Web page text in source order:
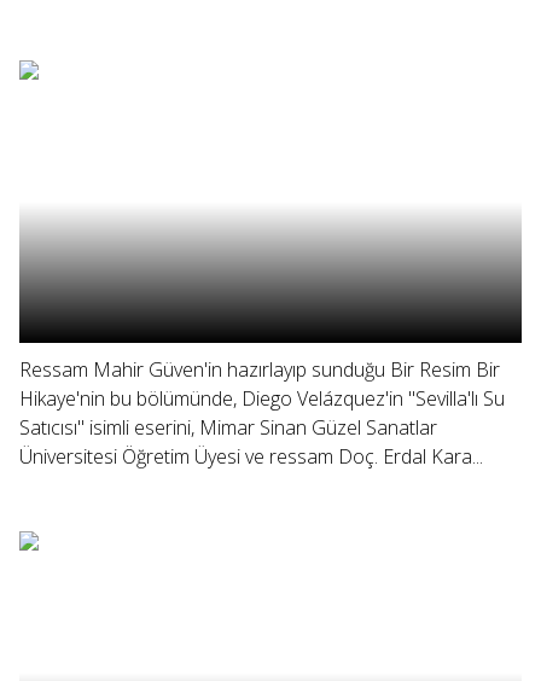
Ressam Mahir Güven'in hazırlayıp sunduğu Bir Resim Bir
Hikaye'nin bu bölümünde, Diego Velázquez'in "Sevilla'lı Su
Satıcısı" isimli eserini, Mimar Sinan Güzel Sanatlar
Üniversitesi Öğretim Üyesi ve ressam Doç. Erdal Kara...